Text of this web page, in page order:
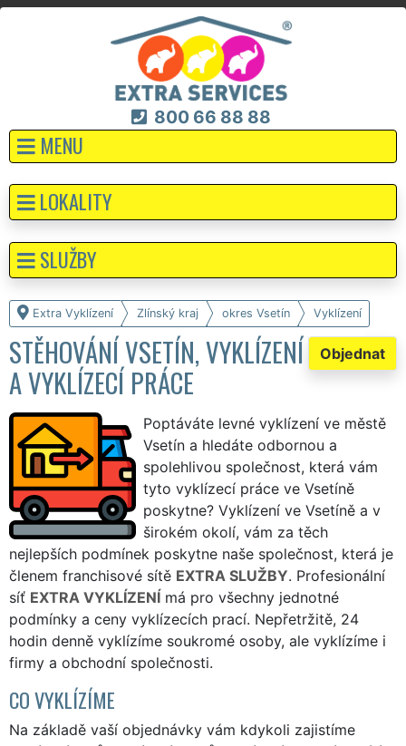
800 66 88 88
MENU
Extra Vyklízení Zlínský kraj okres Vsetín Vyklízení
Objednat
STĚHOVÁNÍ VSETÍN, VYKLÍZENÍ
A VYKLÍZECÍ PRÁCE
Poptáváte levné vyklízení ve městě
Vsetín a hledáte odbornou a
spolehlivou společnost, která vám
tyto vyklízecí práce ve Vsetíně
poskytne? Vyklízení ve Vsetíně a v
širokém okolí, vám za těch
nejlepších podmínek poskytne naše společnost, která je
členem franchisové sítě EXTRA SLUŽBY. Profesionální
síť EXTRA VYKLÍZENÍ má pro všechny jednotné
podmínky a ceny vyklízecích prací. Nepřetržitě, 24
hodin denně vyklízíme soukromé osoby, ale vyklízíme i
firmy a obchodní společnosti.
CO VYKLÍZÍME
Na základě vaší objednávky vám kdykoli zajistíme
LOKALITY
SLUŽBY